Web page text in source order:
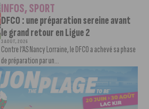
INFOS,SPORT
DFCO : une préparation sereine avant
le grand retour en Ligue 2
3 AOÛT, 2026
Contre l’AS Nancy Lorraine, le DFCO a achevé sa phase
de préparation par un...